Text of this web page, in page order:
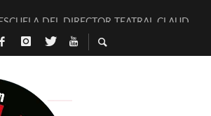
DEL DIRECTOR TEATRAL CLAUDIO
ES NADA) DE LA KATARSIS DEL TOMATAZO
REINVENTAN [BITÁCORA 3.0] EN EXVITA